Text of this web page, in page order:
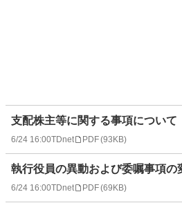
支配株主等に関する事項について
6/24 16:00TDnet PDF(93KB)
執行役員の異動および委嘱事項の
6/24 16:00TDnet PDF(69KB)